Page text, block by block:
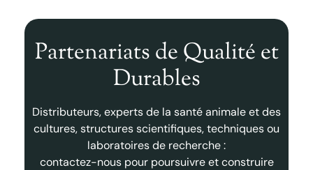
Partenariats de Qualité et
Durables
Distributeurs, experts de la santé animale et des
cultures, structures scientifiques, techniques ou
laboratoires de recherche :
contactez-nous pour poursuivre et construire